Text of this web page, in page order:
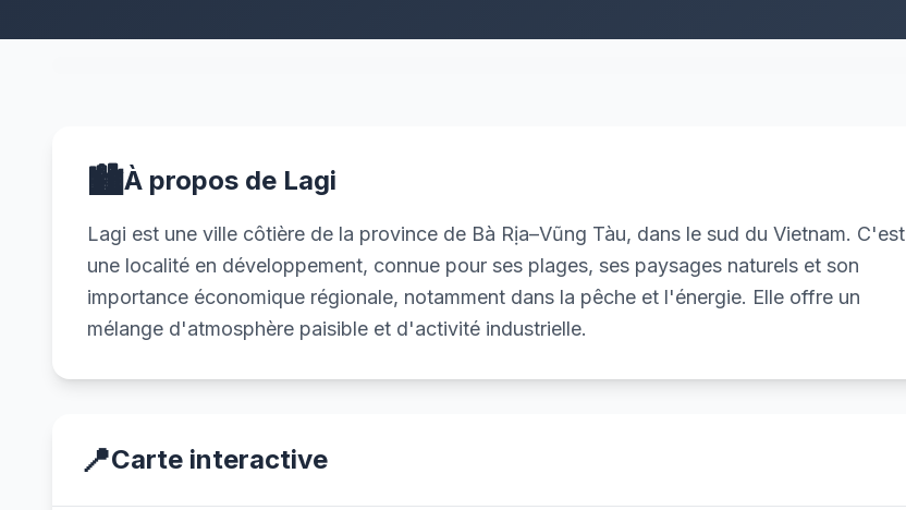
🏙️À propos de Lagi
Lagi est une ville côtière de la province de Bà Rịa–Vũng Tàu, dans le sud du Vietnam. C'est
une localité en développement, connue pour ses plages, ses paysages naturels et son
importance économique régionale, notamment dans la pêche et l'énergie. Elle offre un
mélange d'atmosphère paisible et d'activité industrielle.
📍Carte interactive